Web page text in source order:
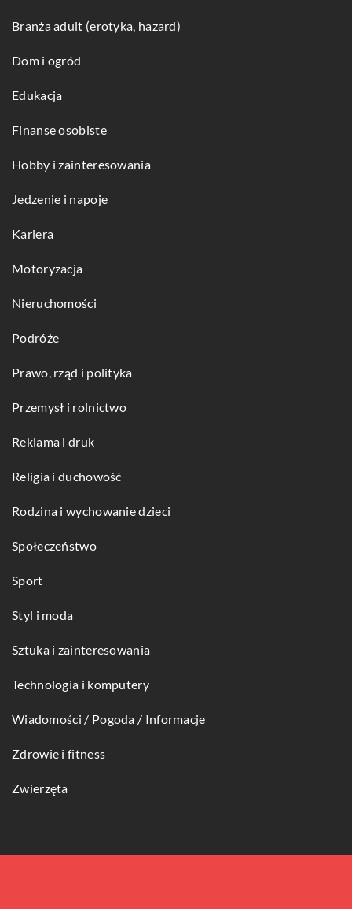
Branża adult (erotyka, hazard)
Dom i ogród
Edukacja
Finanse osobiste
Hobby i zainteresowania
Jedzenie i napoje
Kariera
Motoryzacja
Nieruchomości
Podróże
Prawo, rząd i polityka
Przemysł i rolnictwo
Reklama i druk
Religia i duchowość
Rodzina i wychowanie dzieci
Społeczeństwo
Sport
Styl i moda
Sztuka i zainteresowania
Technologia i komputery
Wiadomości / Pogoda / Informacje
Zdrowie i fitness
Zwierzęta